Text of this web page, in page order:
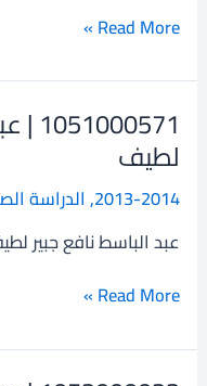
Read More »
لطيف
2013-2014
,الدراسة
عبد الباسط نافع جبير
1051000571
|
عبد
الباسط
جبير
Read More »